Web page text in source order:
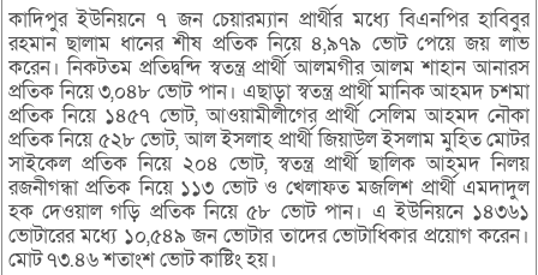
কাদিপুর ইউনিয়নে ৭ জন চেয়ারম্যান প্রার্থীর মধ্যে বিএনপির হাবিবুর
রহমান ছালাম ধানের শীষ প্রতিক নিয়ে ৪,৯৭৯ ভোট পেয়ে জয় লাভ
করেন। নিকটতম প্রতিদ্বন্দি স্বতন্ত্র প্রার্থী আলমগীর আলম শাহান আনারস
প্রতিক নিয়ে ৩,০৪৮ ভোট পান। এছাড়া স্বতন্ত্র প্রার্থী মানিক আহমদ চশমা
প্রতিক নিয়ে ১৪৫৭ ভোট, আওয়ামীলীগের প্রার্থী সেলিম আহমদ নৌকা
প্রতিক নিয়ে ৫২৮ ভোট, আল ইসলাহ প্রার্থী জিয়াউল ইসলাম মুহিত মোটর
সাইকেল প্রতিক নিয়ে ২০৪ ভোট, স্বতন্ত্র প্রার্থী ছালিক আহমদ নিলয়
রজনীগন্ধা প্রতিক নিয়ে ১১৩ ভোট ও খেলাফত মজলিশ প্রার্থী এমদাদুল
হক দেওয়াল গড়ি প্রতিক নিয়ে ৫৮ ভোট পান। এ ইউনিয়নে ১৪৩৬১
ভোটারের মধ্যে ১০,৫৪৯ জন ভোটার তাদের ভোটাধিকার প্রয়োগ করেন।
মোট ৭৩.৪৬ শতাংশ ভোট কাষ্টিং হয়।